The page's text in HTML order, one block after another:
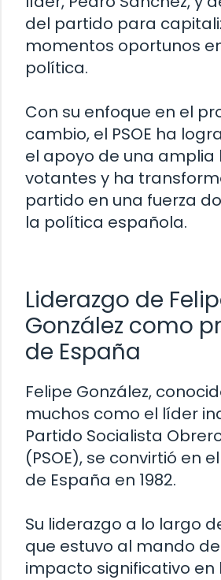
del partido para
momentos oportunos
política.
Con su enfoque en el
cambio, el PSOE ha
el apoyo de una amplia
votantes y ha
partido en una fuerza
la política española.
Liderazgo de
González como
de España
Felipe González,
muchos como el líder
Partido Socialista
(PSOE), se convirtió en
de España en 1982.
Su liderazgo a lo largo
que estuvo al mando
impacto significativo en